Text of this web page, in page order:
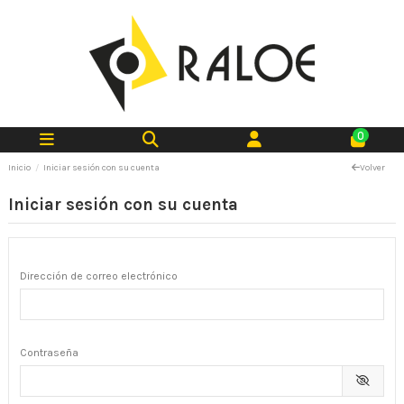
0
Inicio Iniciar sesión con su cuenta Volver
Iniciar sesión con su cuenta
Dirección de correo electrónico
Contraseña